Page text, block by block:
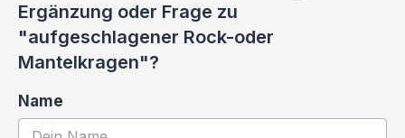
Ergänzung oder Frage zu
"aufgeschlagener Rock-oder
Mantelkragen"?
Name